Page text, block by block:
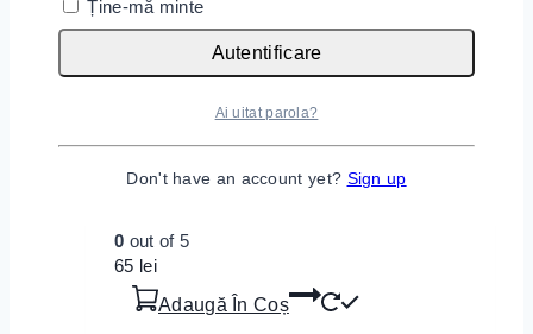
Adaugă În Coș
0 out of 5
65 lei
Adaugă În Coș
Ține-mă minte
Autentificare
Ai uitat parola?
Don't have an account yet? Sign up